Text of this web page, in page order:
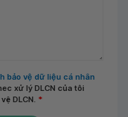
bảo vệ dữ liệu cá nhân
xử lý DLCN của tôi
DLCN. *